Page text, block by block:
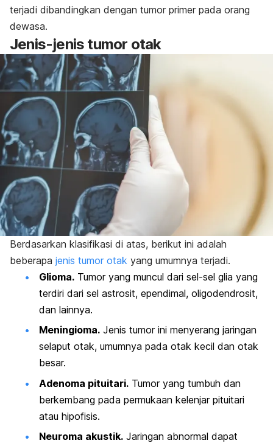
terjadi dibandingkan dengan tumor primer pada orang
dewasa.
Jenis-jenis tumor otak
Berdasarkan klasifikasi di atas, berikut ini adalah
beberapa jenis tumor otak yang umumnya terjadi.
Glioma. Tumor yang muncul dari sel-sel glia yang
terdiri dari sel astrosit, ependimal, oligodendrosit,
dan lainnya.
Meningioma. Jenis tumor ini menyerang jaringan
selaput otak, umumnya pada otak kecil dan otak
besar.
Adenoma pituitari. Tumor yang tumbuh dan
berkembang pada permukaan kelenjar pituitari
atau hipofisis.
Neuroma akustik. Jaringan abnormal dapat